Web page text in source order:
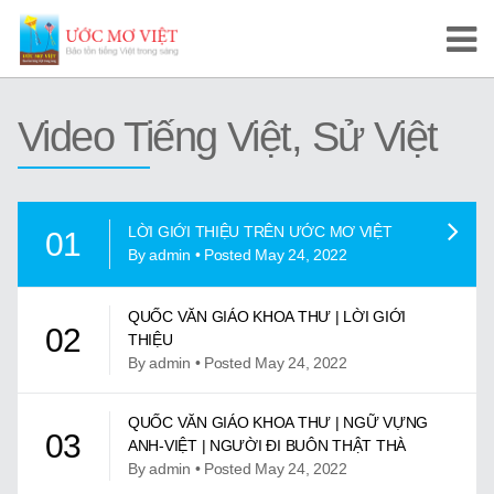
Cuộc Thi Ước Mơ Việt
Hướng Dẫn
Tài Liệu Học Tập
Video Tự Học và Dạy Tiếng Việt
Video Đọc Truyện
Video Tiếng Việt, Sử Việt
Video Tiếng Việt, Sử Việt
01
LỜI GIỚI THIỆU TRÊN ƯỚC MƠ VIỆT
By admin • Posted May 24, 2022
02
QUỐC VĂN GIÁO KHOA THƯ | LỜI GIỚI
THIỆU
By admin • Posted May 24, 2022
03
QUỐC VĂN GIÁO KHOA THƯ | NGỮ VỰNG
ANH-VIỆT | NGƯỜI ĐI BUÔN THẬT THÀ
By admin • Posted May 24, 2022